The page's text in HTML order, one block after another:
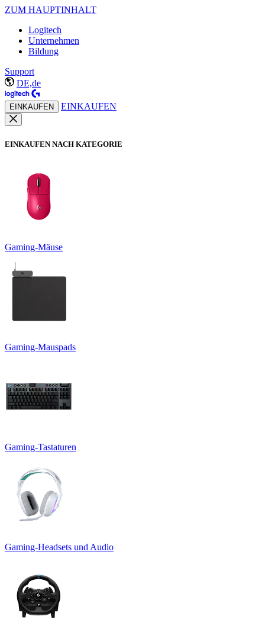
ZUM HAUPTINHALT
Logitech
Unternehmen
Bildung
Support
DE,de
EINKAUFEN EINKAUFEN
EINKAUFEN NACH KATEGORIE
Gaming-Mäuse
Gaming-Mauspads
Gaming-Tastaturen
Gaming-Headsets und Audio